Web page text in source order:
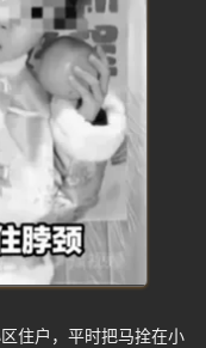
住户，平时把马拴在小